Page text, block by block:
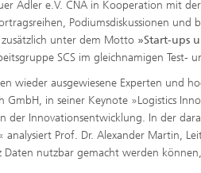
Adler e.V. CNA in Kooperation mit
Podiumsdiskussionen und
unter dem Motto »Start-ups
SCS im gleichnamigen Test-
wieder ausgewiesene Experten und
GmbH, in seiner Keynote »Logistics
der Innovationsentwicklung. In der
analysiert Prof. Dr. Alexander Martin,
nutzbar gemacht werden